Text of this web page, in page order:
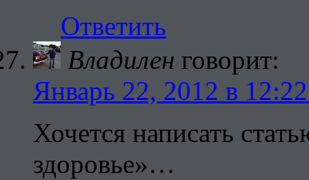
Ответить
Владилен говорит:
Январь 22, 2012 в
Хочется написать
здоровье»…